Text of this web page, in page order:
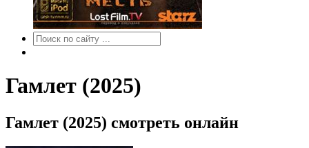
Гамлет (2025)
Гамлет (2025) смотреть онлайн